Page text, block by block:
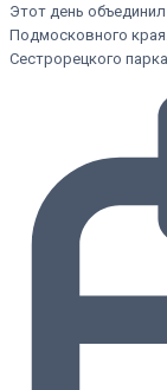
Этот день
Подмосковного
Сестрорецкого